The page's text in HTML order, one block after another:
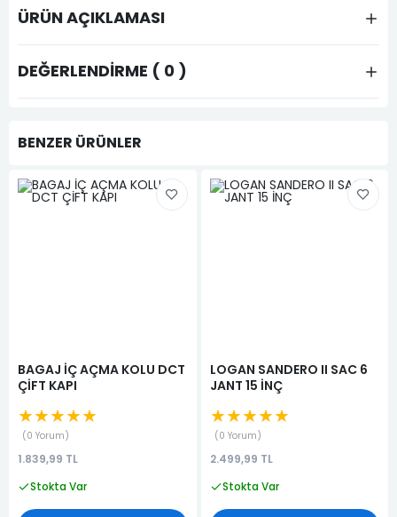
ÜRÜN AÇIKLAMASI
DEĞERLENDIRME ( 0 )
BENZER ÜRÜNLER
BAGAJ İÇ AÇMA KOLU DCT
ÇİFT KAPI
★★★★★
0 Yorum
1.839,99 TL
Stokta Var
LOGAN SANDERO II SAC 6
JANT 15 İNÇ
★★★★★
0 Yorum
2.499,99 TL
Stokta Var